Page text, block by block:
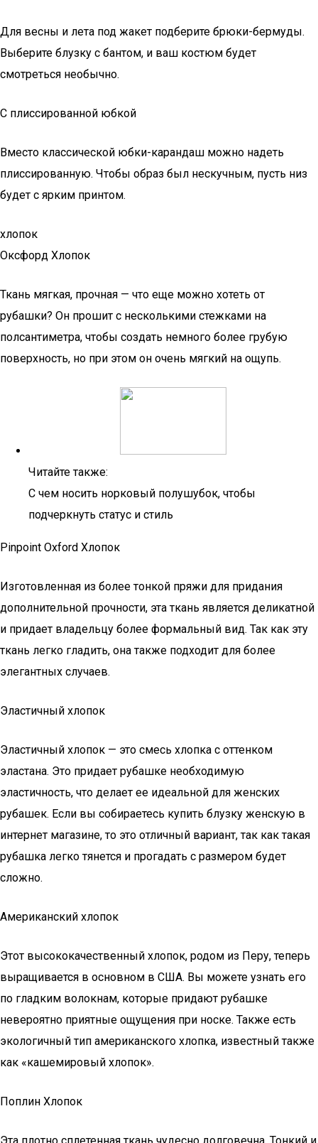
Для весны и лета под жакет подберите брюки-бермуды.
Выберите блузку с бантом, и ваш костюм будет
смотреться необычно.
С плиссированной юбкой
Вместо классической юбки-карандаш можно надеть
плиссированную. Чтобы образ был нескучным, пусть низ
будет с ярким принтом.
хлопок
Оксфорд Хлопок
Ткань мягкая, прочная — что еще можно хотеть от
рубашки? Он прошит с несколькими стежками на
полсантиметра, чтобы создать немного более грубую
поверхность, но при этом он очень мягкий на ощупь.
Читайте также:
С чем носить норковый полушубок, чтобы
подчеркнуть статус и стиль
Pinpoint Oxford Хлопок
Изготовленная из более тонкой пряжи для придания
дополнительной прочности, эта ткань является деликатной
и придает владельцу более формальный вид. Так как эту
ткань легко гладить, она также подходит для более
элегантных случаев.
Эластичный хлопок
Эластичный хлопок — это смесь хлопка с оттенком
эластана. Это придает рубашке необходимую
эластичность, что делает ее идеальной для женских
рубашек. Если вы собираетесь купить блузку женскую в
интернет магазине, то это отличный вариант, так как такая
рубашка легко тянется и прогадать с размером будет
сложно.
Американский хлопок
Этот высококачественный хлопок, родом из Перу, теперь
выращивается в основном в США. Вы можете узнать его
по гладким волокнам, которые придают рубашке
невероятно приятные ощущения при носке. Также есть
экологичный тип американского хлопка, известный также
как «кашемировый хлопок».
Поплин Хлопок